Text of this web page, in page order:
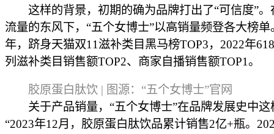
这样的背景，初期的确为品牌打出了“可信度”。
流量的东风下，“五个女博士”以高销量频登各大榜单
年，跻身天猫双11滋补类目黑马榜TOP3，2022年
列滋补类目销售额TOP2、商家自播销售额TOP1。
胶原蛋白肽饮 | 图源：“五个女博士”官网
关于产品销量，“五个女博士”在品牌发展史中这
“2023年12月，胶原蛋白肽饮品累计销售2亿+瓶。